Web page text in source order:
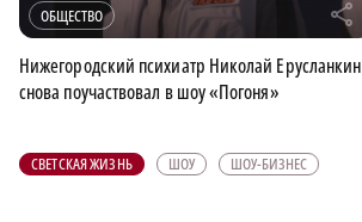
ОБЩЕСТВО r
Нижегородский психиатр Николай Ерусланкин
снова поучаствовал в шоу «Погоня»
СВЕТСКАЯ ЖИЗНЬ ШОУ ШОУ-БИЗНЕС